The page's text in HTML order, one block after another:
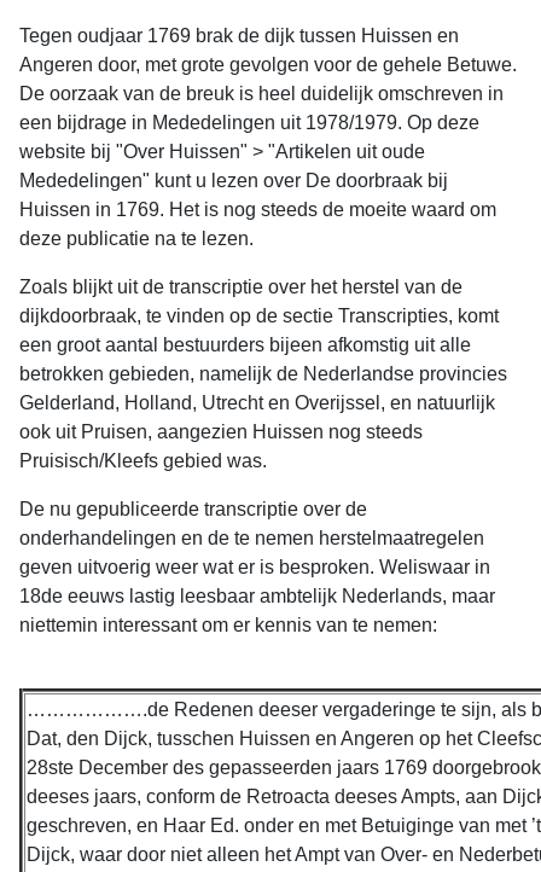
Tegen oudjaar 1769 brak de dijk tussen Huissen en
Angeren door, met grote gevolgen voor de gehele Betuwe.
De oorzaak van de breuk is heel duidelijk omschreven in
een bijdrage in Mededelingen uit 1978/1979. Op deze
website bij "Over Huissen" > "Artikelen uit oude
Mededelingen" kunt u lezen over De doorbraak bij
Huissen in 1769. Het is nog steeds de moeite waard om
deze publicatie na te lezen.
Zoals blijkt uit de transcriptie over het herstel van de
dijkdoorbraak, te vinden op de sectie Transcripties, komt
een groot aantal bestuurders bijeen afkomstig uit alle
betrokken gebieden, namelijk de Nederlandse provincies
Gelderland, Holland, Utrecht en Overijssel, en natuurlijk
ook uit Pruisen, aangezien Huissen nog steeds
Pruisisch/Kleefs gebied was.
De nu gepubliceerde transcriptie over de
onderhandelingen en de te nemen herstelmaatregelen
geven uitvoerig weer wat er is besproken. Weliswaar in
18de eeuws lastig leesbaar ambtelijk Nederlands, maar
niettemin interessant om er kennis van te nemen:
……………….de Redenen deeser vergaderinge te sijn, als
Dat, den Dijck, tusschen Huissen en Angeren op het
28ste December des gepasseerden jaars 1769
deeses jaars, conform de Retroacta deeses Ampts, aan
geschreven, en Haar Ed. onder en met Betuiginge van met
Dijck, waar door niet alleen het Ampt van Over- en